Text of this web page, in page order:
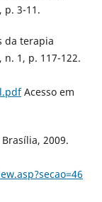
p. 3-11.
da terapia
1, p. 117-122.
Acesso em
2009.